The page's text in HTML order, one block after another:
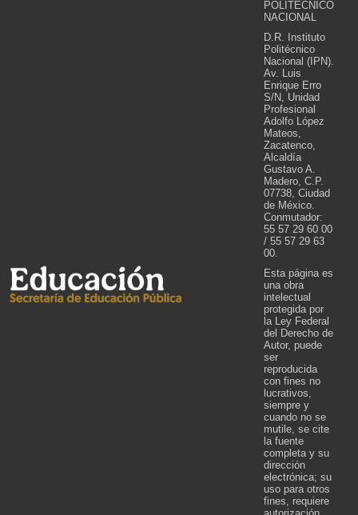
POLITÉCNICO
NACIONAL
D.R. Instituto
Politécnico
Nacional (IPN).
Av. Luis
Enrique Erro
S/N, Unidad
Profesional
Adolfo López
Mateos,
Zacatenco,
Alcaldía
Gustavo A.
Madero, C.P.
07738, Ciudad
de México.
Conmutador:
55 57 29 60 00
/ 55 57 29 63
00.
Esta página es
una obra
intelectual
protegida por
la Ley Federal
del Derecho de
Autor, puede
ser
reproducida
con fines no
lucrativos,
siempre y
cuando no se
mutile, se cite
la fuente
completa y su
dirección
electrónica; su
uso para otros
fines, requiere